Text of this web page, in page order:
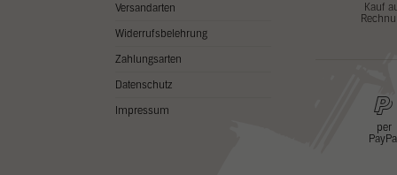
Versandarten
Widerrufsbelehrung
Zahlungsarten
Datenschutz
Impressum
Kauf
per
PayPal